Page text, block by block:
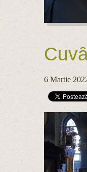
6 Martie